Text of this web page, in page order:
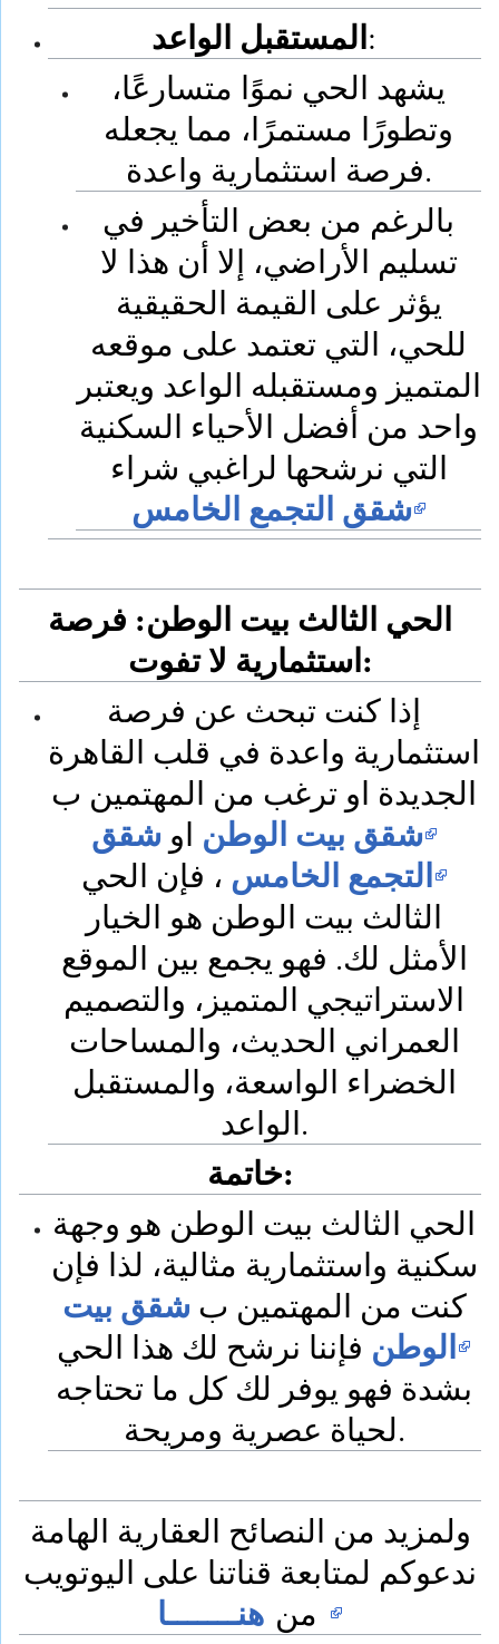
المستقبل الواعد:
يشهد الحي نموًا متسارعًا،
وتطورًا مستمرًا، مما يجعله
فرصة استثمارية واعدة.
بالرغم من بعض التأخير في
تسليم الأراضي، إلا أن هذا لا
يؤثر على القيمة الحقيقية
للحي، التي تعتمد على موقعه
المتميز ومستقبله الواعد ويعتبر
واحد من أفضل الأحياء السكنية
التي نرشحها لراغبي شراء
شقق التجمع الخامس
الحي الثالث بيت الوطن: فرصة
استثمارية لا تفوت:
إذا كنت تبحث عن فرصة
استثمارية واعدة في قلب القاهرة
الجديدة او ترغب من المهتمين ب
شقق بيت الوطن او شقق
التجمع الخامس ، فإن الحي
الثالث بيت الوطن هو الخيار
الأمثل لك. فهو يجمع بين الموقع
الاستراتيجي المتميز، والتصميم
العمراني الحديث، والمساحات
الخضراء الواسعة، والمستقبل
الواعد.
خاتمة:
الحي الثالث بيت الوطن هو وجهة
سكنية واستثمارية مثالية، لذا فإن
كنت من المهتمين ب شقق بيت
الوطن فإننا نرشح لك هذا الحي
بشدة فهو يوفر لك كل ما تحتاجه
لحياة عصرية ومريحة.
ولمزيد من النصائح العقارية الهامة
ندعوكم لمتابعة قناتنا على اليوتويب
من